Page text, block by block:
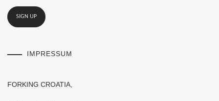
IMPRESSUM
FORKING CROATIA,